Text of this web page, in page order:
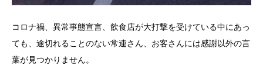
コロナ禍、異常事態宣言、飲食店が大打撃を受けている中にあっ
ても、途切れることのない常連さん、お客さんには感謝以外の言
葉が見つかりません。